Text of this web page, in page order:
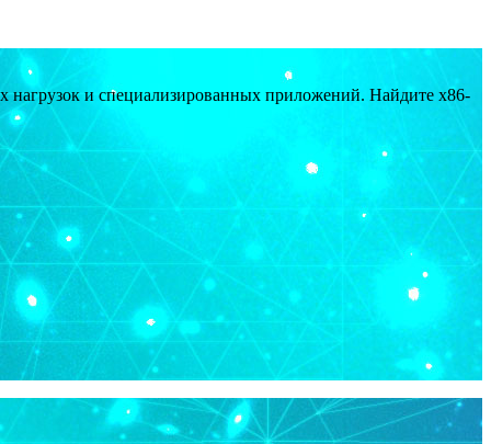
нагрузок и специализированных приложений. Найдите x86-